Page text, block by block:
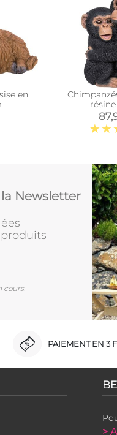
en
Newsletter
cours.
PAIEMENT EN 3
>